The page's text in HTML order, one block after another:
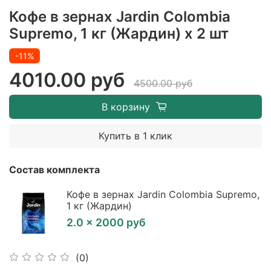
Кофе в зернах Jardin Colombia
Supremo, 1 кг (Жардин) х 2 шт
(0)
-11%
4010.00 руб
4500.00 руб
В корзину
Купить в 1 клик
Состав комплекта
Кофе в зернах Jardin Colombia Supremo,
1 кг (Жардин)
2.0 × 2000 руб